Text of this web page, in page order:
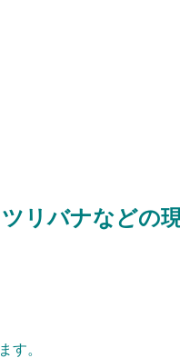
リバナなどの
す。